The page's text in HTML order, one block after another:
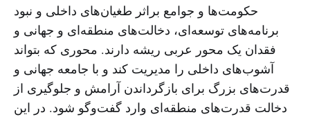
حکومت‌ها و جوامع براثر طغیان‌های داخلی و نبود
برنامه‌های توسعه‌ای، دخالت‌های منطقه‌ای و جهانی و
فقدان یک محور عربی ریشه دارند. محوری که بتواند
آشوب‌های داخلی را مدیریت کند و با جامعه جهانی و
قدرت‌های بزرگ برای بازگرداندن آرامش و جلوگیری از
دخالت قدرت‌های منطقه‌ای وارد گفت‌وگو شود. در این